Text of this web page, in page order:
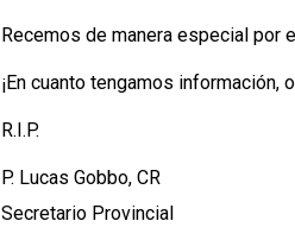
Recemos de manera especial por
¡En cuanto tengamos
R.I.P.
P. Lucas Gobbo, CR
Secretario Provincial